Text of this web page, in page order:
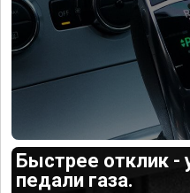
Быстрее отклик -
педали газа.